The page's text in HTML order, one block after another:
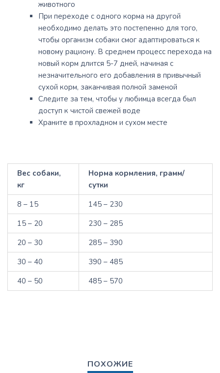
животного
При переходе с одного корма на другой
необходимо делать это постепенно для того,
чтобы организм собаки смог адаптироваться к
новому рациону. В среднем процесс перехода на
новый корм длится 5-7 дней, начиная с
незначительного его добавления в привычный
сухой корм, заканчивая полной заменой
Следите за тем, чтобы у любимца всегда был
доступ к чистой свежей воде
Храните в прохладном и сухом месте
Вес собаки,
кг
Норма кормления, грамм/
сутки
8 – 15
145 – 230
15 – 20
230 – 285
20 – 30
285 – 390
30 – 40
390 – 485
40 – 50
485 – 570
ПОХОЖИЕ